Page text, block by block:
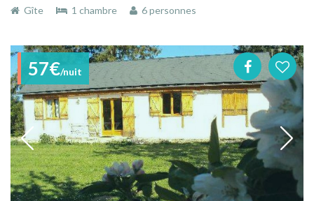
Gîte
1 chambre 6 personnes
57€/nuit